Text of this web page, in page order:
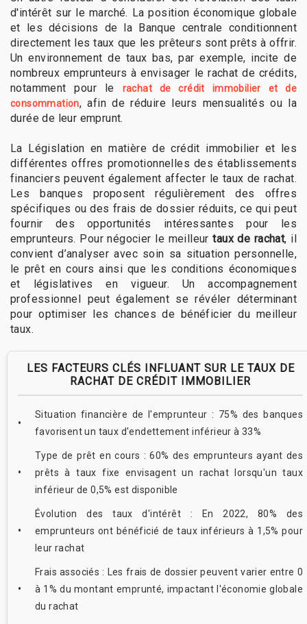
d'intérêt sur le marché. La position économique globale
et les décisions de la Banque centrale conditionnent
directement les taux que les prêteurs sont prêts à offrir.
Un environnement de taux bas, par exemple, incite de
nombreux emprunteurs à envisager le rachat de crédits,
notamment pour le
rachat de crédit immobilier et de
consommation, afin de réduire leurs mensualités ou la
durée de leur emprunt.
La Législation en matière de crédit immobilier et les
différentes offres promotionnelles des établissements
financiers peuvent également affecter le taux de rachat.
Les banques proposent régulièrement des offres
spécifiques ou des frais de dossier réduits, ce qui peut
fournir des opportunités intéressantes pour les
emprunteurs. Pour négocier le meilleurtaux de rachat, il
convient d’analyser avec soin sa situation personnelle,
le prêt en cours ainsi que les conditions économiques
et législatives en vigueur. Un accompagnement
professionnel peut également se révéler déterminant
pour optimiser les chances de bénéficier du meilleur
taux.
LES FACTEURS CLÉS INFLUANT SUR LE TAUX DE
RACHAT DE CRÉDIT IMMOBILIER
Situation financière de l'emprunteur : 75% des banques
favorisent un taux d'endettement inférieur à 33%
Type de prêt en cours : 60% des emprunteurs ayant des
prêts à taux fixe envisagent un rachat lorsqu'un taux
inférieur de 0,5% est disponible
Évolution des taux d'intérêt : En 2022, 80% des
emprunteurs ont bénéficié de taux inférieurs à 1,5% pour
leur rachat
Frais associés : Les frais de dossier peuvent varier entre 0
à 1% du montant emprunté, impactant l'économie globale
du rachat